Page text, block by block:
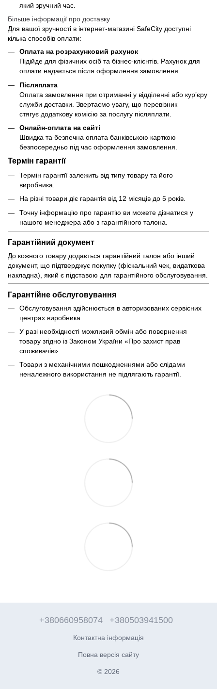
який зручний час.
Більше інформації про доставку
Для вашої зручності в інтернет-магазині SafeCity доступні
кілька способів оплати:
Оплата на розрахунковий рахунок
Підійде для фізичних осіб та бізнес-клієнтів. Рахунок для
оплати надається після оформлення замовлення.
Післяплата
Оплата замовлення при отриманні у відділенні або кур’єру
служби доставки. Звертаємо увагу, що перевізник
стягує додаткову комісію за послугу післяплати.
Онлайн-оплата на сайті
Швидка та безпечна оплата банківською карткою
безпосередньо під час оформлення замовлення.
Термін гарантії
Термін гарантії залежить від типу товару та його
виробника.
На різні товари діє гарантія від 12 місяців до 5 років.
Точну інформацію про гарантію ви можете дізнатися у
нашого менеджера або з гарантійного талона.
Гарантійний документ
До кожного товару додається гарантійний талон або інший
документ, що підтверджує покупку (фіскальний чек, видаткова
накладна), який є підставою для гарантійного обслуговування.
Гарантійне обслуговування
Обслуговування здійснюється в авторизованих сервісних
центрах виробника.
У разі необхідності можливий обмін або повернення
товару згідно із Законом України «Про захист прав
споживачів».
Товари з механічними пошкодженнями або слідами
неналежного використання не підлягають гарантії.
+380660958074 +380503941500
Контактна інформація
Повна версія сайту
© 2026